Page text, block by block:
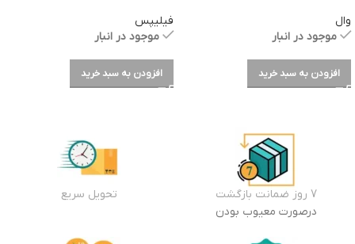
وال
موجود در انبار
افزودن به سبد خرید
فیلیپس
موجود در انبار
افزودن به سبد خرید
7 روز ضمانت بازگشت
درصورت معیوب بودن
تحویل سریع